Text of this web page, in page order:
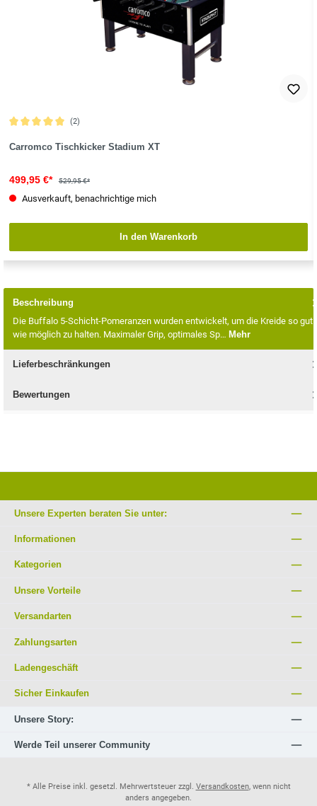
(2)
Carromco Tischkicker Stadium XT
499,95 €* 529,95 €*
Ausverkauft, benachrichtige mich
In den Warenkorb
Beschreibung
Die Buffalo 5-Schicht-Pomeranzen wurden entwickelt, um die Kreide so gut
wie möglich zu halten. Maximaler Grip, optimales Sp… Mehr
Lieferbeschränkungen
Bewertungen
Unsere Experten beraten Sie unter:
Informationen
Kategorien
Unsere Vorteile
Versandarten
Zahlungsarten
Ladengeschäft
Sicher Einkaufen
Unsere Story:
Werde Teil unserer Community
* Alle Preise inkl. gesetzl. Mehrwertsteuer zzgl. Versandkosten, wenn nicht
anders angegeben.